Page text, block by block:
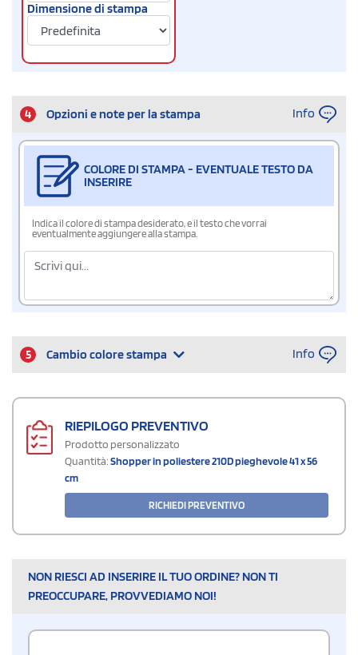
Dimensione di stampa
4 Opzioni e note per la stampa Info
COLORE DI STAMPA - EVENTUALE TESTO DA
INSERIRE
Indica il colore di stampa desiderato, e il testo che vorrai
eventualmente aggiungere alla stampa.
5 Cambio colore stampa Info
RIEPILOGO PREVENTIVO
Prodotto personalizzato
Quantità:Shopper in poliestere 210D pieghevole 41 x 56
cm
RICHIEDI PREVENTIVO
NON RIESCI AD INSERIRE IL TUO ORDINE? NON TI
PREOCCUPARE, PROVVEDIAMO NOI!